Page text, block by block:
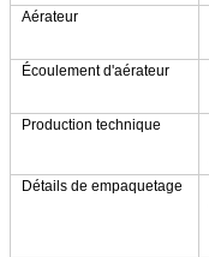
Aérateur
Écoulement d'aérateur
Production technique
Détails de empaquetage